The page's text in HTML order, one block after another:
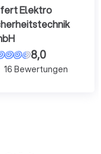
Elektro
8,0
16 Bewertungen